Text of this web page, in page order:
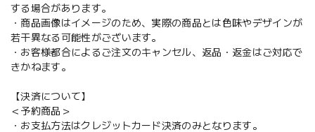
する場合があります。
・商品画像はイメージのため、実際の商品とは色味やデザインが
若干異なる可能性がございます。
・お客様都合によるご注文のキャンセル、返品・返金はご対応で
きかねます。
【決済について】
＜予約商品＞
・お支払方法はクレジットカード決済のみとなります。